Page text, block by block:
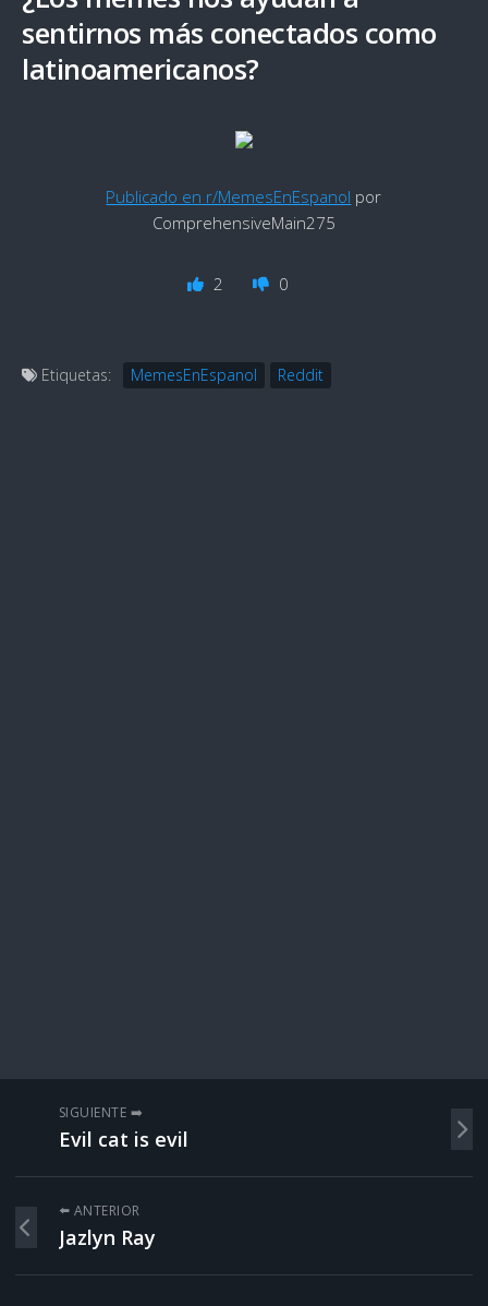
sentirnos más conectados como
latinoamericanos?
Publicado en r/MemesEnEspanol por
ComprehensiveMain275
2 0
Etiquetas: MemesEnEspanol Reddit
SIGUIENTE ➡️
Evil cat is evil
⬅️ ANTERIOR
Jazlyn Ray